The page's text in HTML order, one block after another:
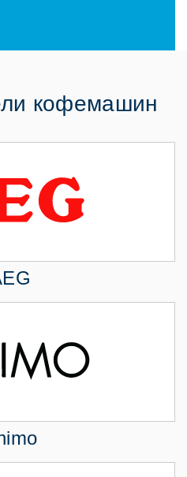
кофемашин